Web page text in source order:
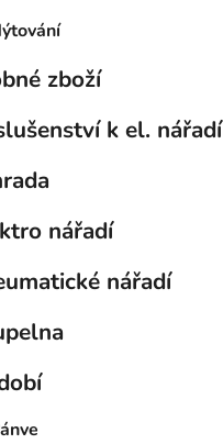
zboží
k el. nářadí
nářadí
nářadí